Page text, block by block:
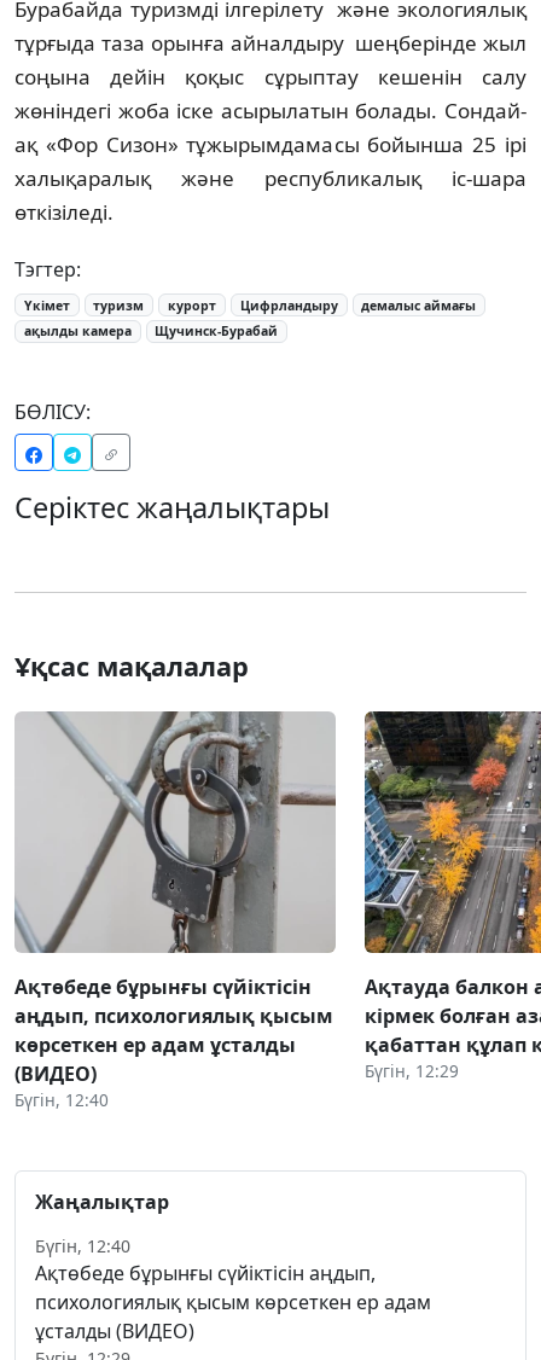
Бурабайда туризмді ілгерілету және экологиялық
тұрғыда таза орынға айналдыру шеңберінде жыл
соңына дейін қоқыс сұрыптау кешенін салу
жөніндегі жоба іске асырылатын болады. Сондай-
ақ «Фор Сизон» тұжырымдамасы бойынша 25 ірі
халықаралық және республикалық іс-шара
өткізіледі.
Тэгтер:
Үкімет туризм курорт Цифрландыру
демалыс аймағы
ақылды камера
Щучинск-Бурабай
БӨЛІСУ:
Серіктес жаңалықтары
Ұқсас мақалалар
Ақтөбеде бұрынғы сүйіктісін
аңдып, психологиялық қысым
көрсеткен ер адам ұсталды
(ВИДЕО)
Бүгін, 12:40
Ақтауда балкон
кірмек болған
қабаттан құлап
Бүгін, 12:29
Жаңалықтар
Бүгін, 12:40
Ақтөбеде бұрынғы сүйіктісін аңдып,
психологиялық қысым көрсеткен ер адам
ұсталды (ВИДЕО)